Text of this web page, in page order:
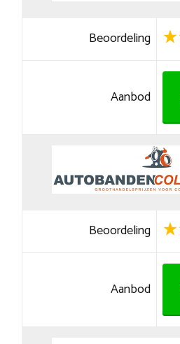
Beoordeling
Aanbod
Beoordeling
Aanbod